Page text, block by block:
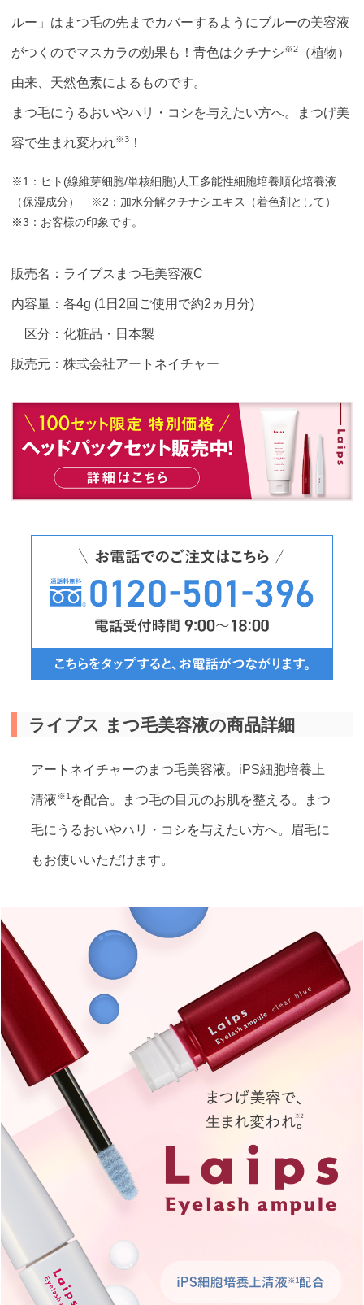
ルー」はまつ毛の先までカバーするようにブルーの美容液
がつくのでマスカラの効果も！青色はクチナシ※2 （植物）
由来、天然色素によるものです。
まつ毛にうるおいやハリ・コシを与えたい方へ。まつげ美
容で生まれ変われ※3 ！
※1：ヒト(線維芽細胞/単核細胞)人工多能性細胞培養順化培養液
（保湿成分） ※2：加水分解クチナシエキス（着色剤として）
※3：お客様の印象です。
販売名：ライプスまつ毛美容液C
内容量：各4g (1日2回ご使用で約2ヵ月分)
区分：化粧品・日本製
販売元：株式会社アートネイチャー
ライプス まつ毛美容液の商品詳細
アートネイチャーのまつ毛美容液。iPS細胞培養上
清液※1を配合。まつ毛の目元のお肌を整える。まつ
毛にうるおいやハリ・コシを与えたい方へ。眉毛に
もお使いいただけます。